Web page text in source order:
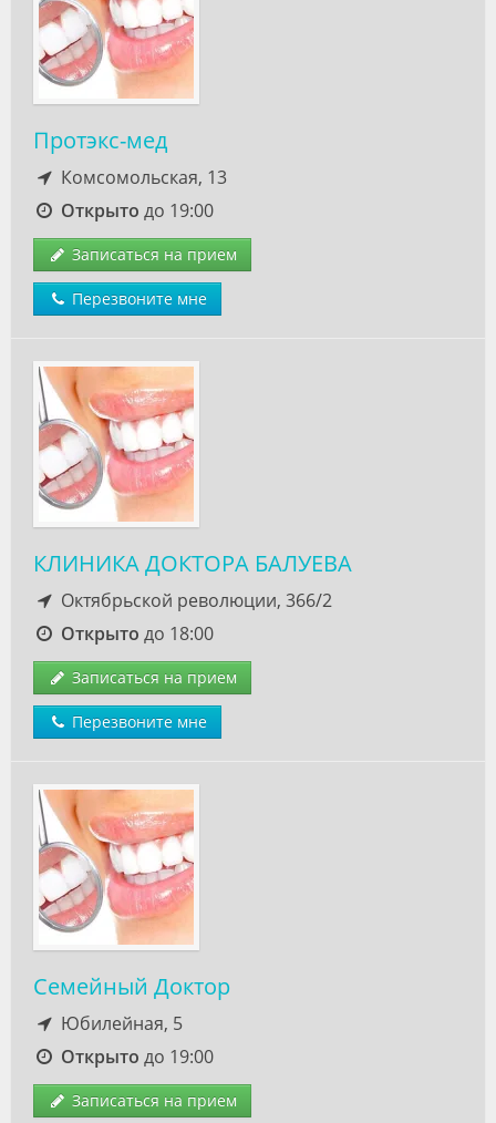
Протэкс-мед
Комсомольская, 13
Открыто до 19:00
Записаться на прием
Перезвоните мне
КЛИНИКА ДОКТОРА БАЛУЕВА
Октябрьской революции, 366/2
Открыто до 18:00
Записаться на прием
Перезвоните мне
Семейный Доктор
Юбилейная, 5
Открыто до 19:00
Записаться на прием